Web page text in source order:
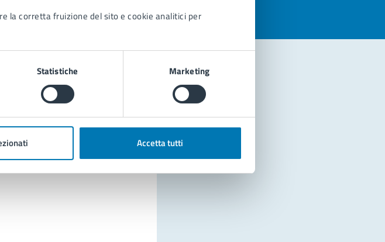
la corretta fruizione del sito e cookie analitici per
Statistiche Marketing
Accetta tutti